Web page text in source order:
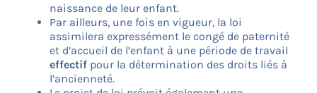
naissance de leur enfant.
Par ailleurs, une fois en vigueur, la loi
assimilera expressément le congé de paternité
et d’accueil de l’enfant à une période de travail
effectif pour la détermination des droits liés à
l’ancienneté.